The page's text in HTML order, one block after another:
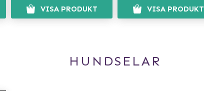
VISA PRODUKT VISA PRODUKT
HUNDSELAR